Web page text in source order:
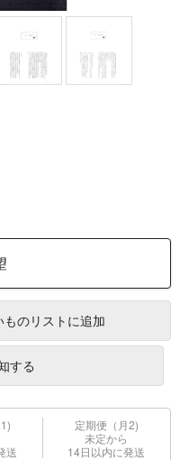
ものリストに追加
する
送
定期便（月2)
未定から
14日以内に発送